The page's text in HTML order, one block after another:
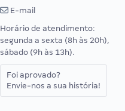
E-mail
Horário de atendimento:
segunda a sexta (8h às 20h),
sábado (9h às 13h).
Foi aprovado?
Envie-nos a sua história!